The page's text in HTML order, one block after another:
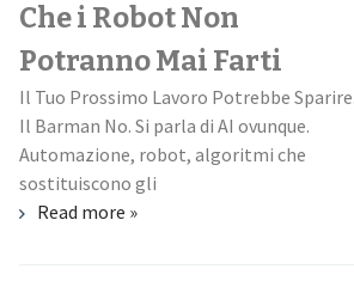
per universitari
Università + Lavoro: “nooo, è una missione
storia? Sei lì che studi, ti scapicolli con
Read more »